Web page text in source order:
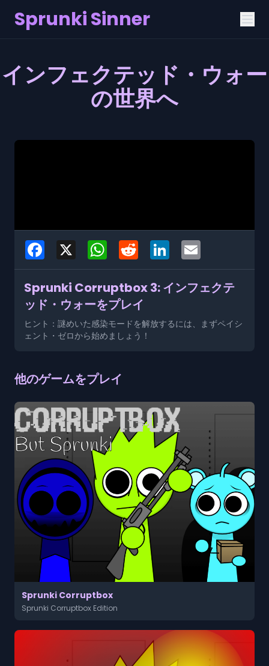
Sprunki Sinner
インフェクテッド・ウォー
の世界へ
Facebook WhatsAppReddit LinkedIn
Sprunki Corruptbox 3: インフェクテ
ッド・ウォーをプレイ
ヒント：謎めいた感染モードを解放するには、まずペイシ
ェント・ゼロから始めましょう！
他のゲームをプレイ
Sprunki Corruptbox
Sprunki Corruptbox Edition